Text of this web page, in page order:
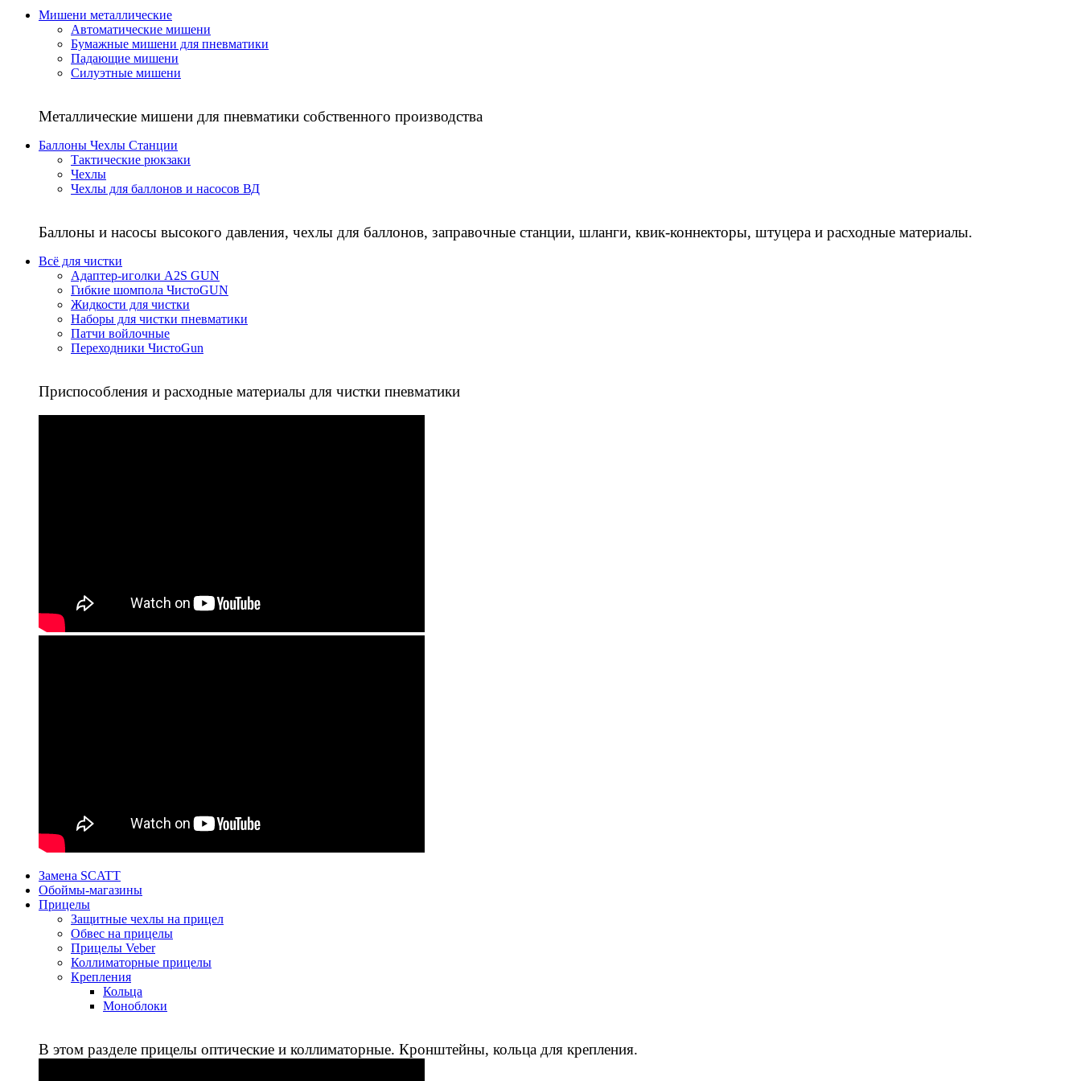
Мишени металлические
Автоматические мишени
Бумажные мишени для пневматики
Падающие мишени
Силуэтные мишени
Металлические мишени для пневматики собственного производства
Баллоны Чехлы Станции
Тактические рюкзаки
Чехлы
Чехлы для баллонов и насосов ВД
Баллоны и насосы высокого давления, чехлы для баллонов, заправочные станции, шланги, квик-коннекторы, штуцера и расходные материалы.
Всё для чистки
Адаптер-иголки A2S GUN
Гибкие шомпола ЧистоGUN
Жидкости для чистки
Наборы для чистки пневматики
Патчи войлочные
Переходники ЧистоGun
Приспособления и расходные материалы для чистки пневматики
Замена SCATT
Обоймы-магазины
Прицелы
Защитные чехлы на прицел
Обвес на прицелы
Прицелы Veber
Коллиматорные прицелы
Крепления
Кольца
Моноблоки
В этом разделе прицелы оптические и коллиматорные. Кронштейны, кольца для крепления.